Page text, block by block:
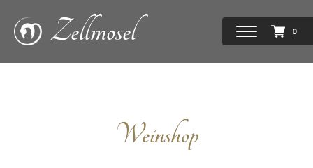
Zellmosel 0
Weinshop